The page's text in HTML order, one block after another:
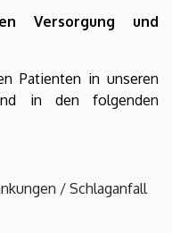
Versorgung und
Patienten in unseren
in den folgenden
/ Schlaganfall